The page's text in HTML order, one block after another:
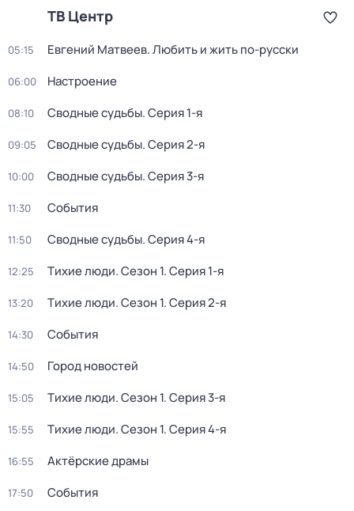
ТВ Центр
05:15 Евгений Матвеев. Любить и жить по-русски
06:00 Настроение
08:10 Сводные судьбы. Серия 1-я
09:05 Сводные судьбы. Серия 2-я
10:00 Сводные судьбы. Серия 3-я
11:30 События
11:50 Сводные судьбы. Серия 4-я
12:25 Тихие люди. Сезон 1. Серия 1-я
13:20 Тихие люди. Сезон 1. Серия 2-я
14:30 События
14:50 Город новостей
15:05 Тихие люди. Сезон 1. Серия 3-я
15:55 Тихие люди. Сезон 1. Серия 4-я
16:55 Актёрские драмы
17:50 События